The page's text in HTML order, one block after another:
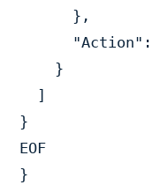
},
"Action":
}
]
}
EOF
}